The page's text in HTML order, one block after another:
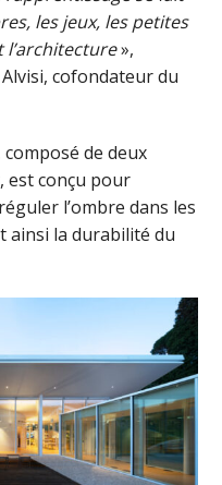
les jeux, les petites
l’architecture»,
cofondateur du
de deux
est conçu pour
l’ombre dans les
ainsi la durabilité du